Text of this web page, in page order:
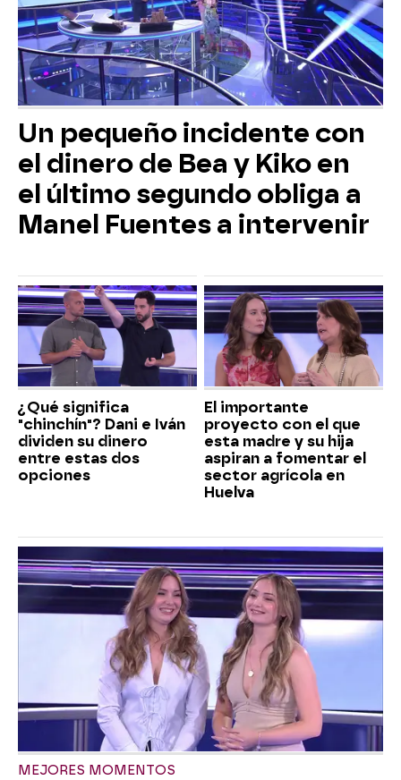
Un pequeño incidente con
el dinero de Bea y Kiko en
el último segundo obliga a
Manel Fuentes a intervenir
¿Qué significa
"chinchín"? Dani e Iván
dividen su dinero
entre estas dos
opciones
El importante
proyecto con el que
esta madre y su hija
aspiran a fomentar el
sector agrícola en
Huelva
MEJORES MOMENTOS